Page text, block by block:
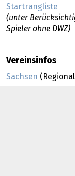
Startrangliste
(unter
Spieler ohne DWZ)
Vereinsinfos
Sachsen